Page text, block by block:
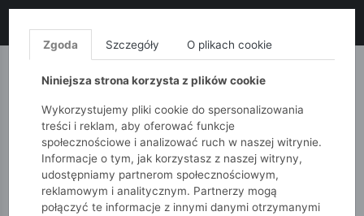
MONNARI QUIOSQUE
Zgoda Szczegóły O plikach cookie
Niniejsza strona korzysta z plików cookie
Wykorzystujemy pliki cookie do spersonalizowania
treści i reklam, aby oferować funkcje
społecznościowe i analizować ruch w naszej witrynie.
Informacje o tym, jak korzystasz z naszej witryny,
udostępniamy partnerom społecznościowym,
reklamowym i analitycznym. Partnerzy mogą
połączyć te informacje z innymi danymi otrzymanymi